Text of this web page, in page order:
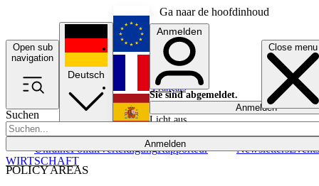
Ga naar de hoofdinhoud
Open sub
navigation
Close menu
Suchen
Anmelden
POLICY AREAS
UkrainePolitikVerteidigungRapporteur NewslettersEvents
Deutsch
English
Français
Anmelden
Sie sind abgemeldet.
Anmelden
Licht aus
WIRTSCHAFT